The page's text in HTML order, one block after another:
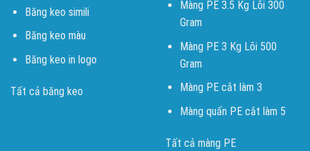
Băng keo simili
Băng keo màu
Băng keo in logo
Tất cả băng keo
Màng PE 3.5 Kg Lõi 300
Gram
Màng PE 3 Kg Lõi 500
Gram
Màng PE cắt làm 3
Màng quấn PE cắt làm 5
Tất cả màng PE